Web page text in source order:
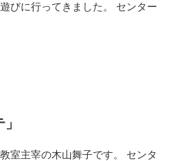
びに行ってきました。 センター
室主宰の木山舞子です。 センタ